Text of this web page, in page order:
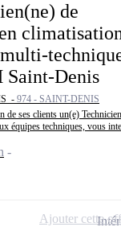
de
Denis
- 974 - SAINT-DENIS
de ses clients un(e)
équipes techniques, vous
Ajouter cette